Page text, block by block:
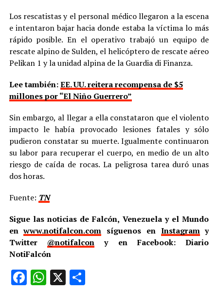
Los rescatistas y el personal médico llegaron a la escena
e intentaron bajar hacia donde estaba la víctima lo más
rápido posible. En el operativo trabajó un equipo de
rescate alpino de Sulden, el helicóptero de rescate aéreo
Pelikan 1 y la unidad alpina de la Guardia di Finanza.
Lee también:EE. UU. reitera recompensa de $5
millones por “El Niño Guerrero”
Sin embargo, al llegar a ella constataron que el violento
impacto le había provocado lesiones fatales y sólo
pudieron constatar su muerte. Igualmente continuaron
su labor para recuperar el cuerpo, en medio de un alto
riesgo de caída de rocas. La peligrosa tarea duró unas
dos horas.
Fuente: TN
Sigue las noticias de Falcón, Venezuela y el Mundo
enwww.notifalcon.com síguenos en Instagramy
Twitter @notifalcon y en Facebook: Diario
NotiFalcón
Facebook
WhatsApp
X